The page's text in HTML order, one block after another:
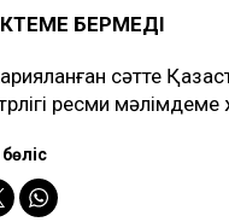
БЕРМЕДІ
сәтте
ресми мәлімдеме